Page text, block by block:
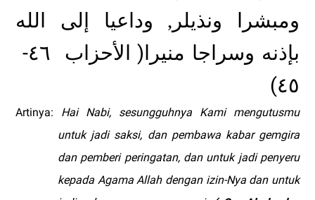
ومبشرا ونذيلر, وداعيا إلى الله
بإذنه وسراجا منيرا )الأحزاب ٤٦-
٤٥(
Artinya:
Hai Nabi, sesungguhnya Kami mengutusmu
untuk jadi saksi, dan pembawa kabar gemgira
dan pemberi peringatan, dan untuk jadi penyeru
kepada Agama Allah dengan izin-Nya dan untuk